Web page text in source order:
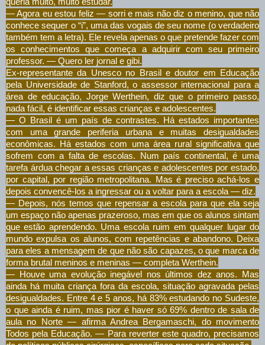
— Agora eu estou feliz — sorri e mais não diz o menino, que não
conhece sequer o “i”, uma das vogais de seu nome (o verdadeiro
também tem a letra). Ele revela apenas o que pretende fazer com
os conhecimentos que começa a adquirir com seu primeiro
professor. — Quero ler jornal e gibi.
Ex-representante da Unesco no Brasil e doutor em Educação
pela Universidade de Stanford, o assessor internacional para a
área de educação, Jorge Werthein, diz que o primeiro passo,
nada fácil, é identificar essas crianças e adolescentes.
— O Brasil é um país de contrastes. Há estados importantes
com uma grande periferia urbana e muitas desigualdades
econômicas. Há estados com uma área rural significativa que
sofrem com a falta de escolas. Num país continental, é uma
tarefa árdua chegar a essas crianças e adolescentes por estado,
por capital, por região metropolitana. Mas é preciso achá-los e
depois convencê-los a ingressar ou a voltar para a escola — diz.
— Depois, nós temos que repensar a escola para que ela seja
um espaço não apenas prazeroso, mas em que os alunos sintam
que estão aprendendo. Uma escola ruim em qualquer lugar do
mundo expulsa os alunos, com repetências e abandono. Deixa
para eles a mensagem de que não são capazes, o que marca de
forma brutal meninos e meninas — completa Werthein.
— Houve uma evolução inegável nos últimos dez anos. Mas
ainda há muita criança fora da escola, situação agravada pelas
desigualdades. Entre 4 e 5 anos, há 83% estudando no Sudeste,
o que ainda é ruim, mas pior é haver só 69% dentro de sala de
aula no Norte — afirma Andrea Bergamaschi, do movimento
Todos pela Educação. — Para reverter este quadro, precisamos